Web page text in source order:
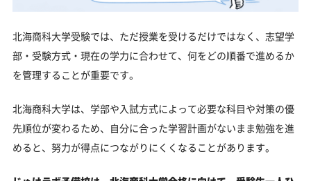
北海商科大学受験では、ただ授業を受けるだけではなく、志望学
部・受験方式・現在の学力に合わせて、何をどの順番で進めるか
を管理することが重要です。
北海商科大学は、学部や入試方式によって必要な科目や対策の優
先順位が変わるため、自分に合った学習計画がないまま勉強を進
めると、努力が得点につながりにくくなることがあります。